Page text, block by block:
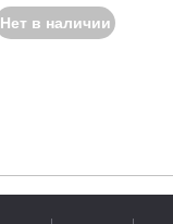
Нет в наличии